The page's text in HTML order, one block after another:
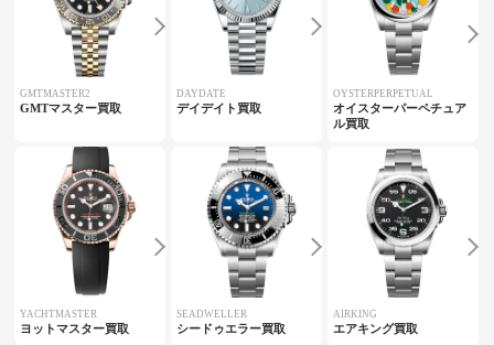
GMTMASTER2
GMTマスター買取
DAYDATE
デイデイト買取
OYSTERPERPETUAL
オイスターパーペチュア
ル買取
YACHTMASTER
ヨットマスター買取
SEADWELLER
シードゥエラー買取
AIRKING
エアキング買取